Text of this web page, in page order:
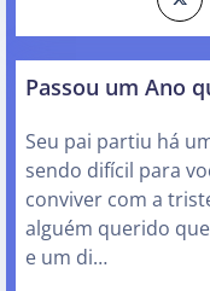
Passou um Ano
Seu pai partiu há
sendo difícil para
conviver com a
alguém querido
e um di…